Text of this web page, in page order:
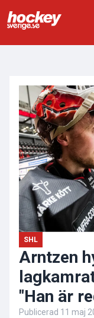
SHL
Evenemang
Övrigt
SHL
Arntzen
"Han är
Publicerad 11 maj